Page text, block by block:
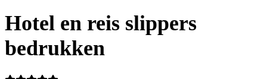
Hotel en reis slippers
bedrukken